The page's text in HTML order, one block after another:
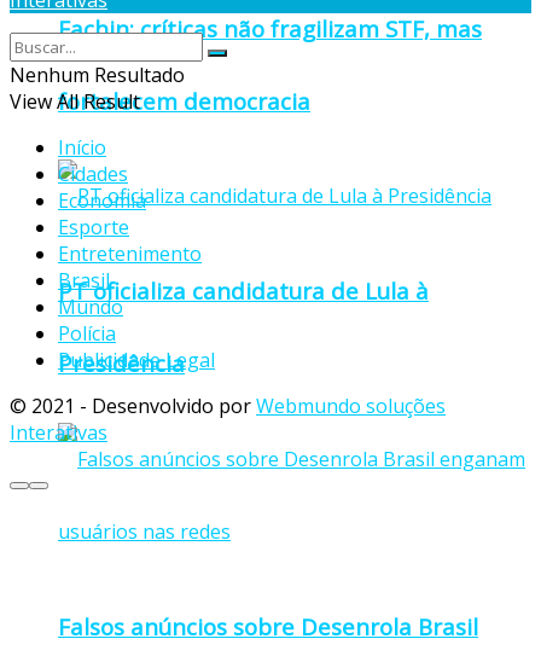
Fachin: críticas não fragilizam STF, mas
fortalecem democracia
PT oficializa candidatura de Lula à
Presidência
Falsos anúncios sobre Desenrola Brasil
Nenhum Resultado
View All Result
Início
Cidades
Economia
Esporte
Entretenimento
Brasil
Mundo
Polícia
Publicidade Legal
© 2021 - Desenvolvido porWebmundo soluções
Interativas